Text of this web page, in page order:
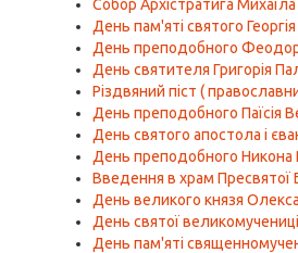
Собор Архістратига
День пам'яті святого
День преподобного
День святителя Григорія
Різдвяний піст (
День преподобного Паїсія
День святого апостола і
День преподобного Никона
Введення в храм Пресвятої
День великого князя
День святої
День пам'яті